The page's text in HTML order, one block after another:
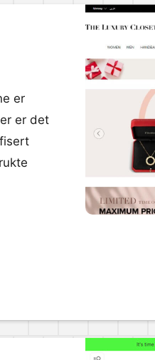
er
er det